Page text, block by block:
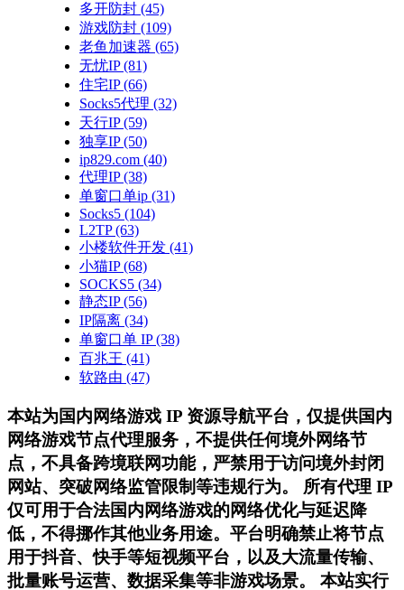
多开防封 (45)
游戏防封 (109)
老鱼加速器 (65)
无忧IP(81)
住宅IP(66)
Socks5代理 (32)
天行IP(59)
独享IP(50)
ip829.com (40)
代理IP(38)
单窗口单ip (31)
Socks5 (104)
L2TP(63)
小楼软件开发 (41)
小猫IP(68)
SOCKS5 (34)
静态IP(56)
IP隔离 (34)
单窗口单 IP(38)
百兆王 (41)
软路由 (47)
本站为国内网络游戏 IP 资源导航平台，仅提供国内
网络游戏节点代理服务，不提供任何境外网络节
点，不具备跨境联网功能，严禁用于访问境外封闭
网站、突破网络监管限制等违规行为。 所有代理 IP
仅可用于合法国内网络游戏的网络优化与延迟降
低，不得挪作其他业务用途。平台明确禁止将节点
用于抖音、快手等短视频平台，以及大流量传输、
批量账号运营、数据采集等非游戏场景。 本站实行